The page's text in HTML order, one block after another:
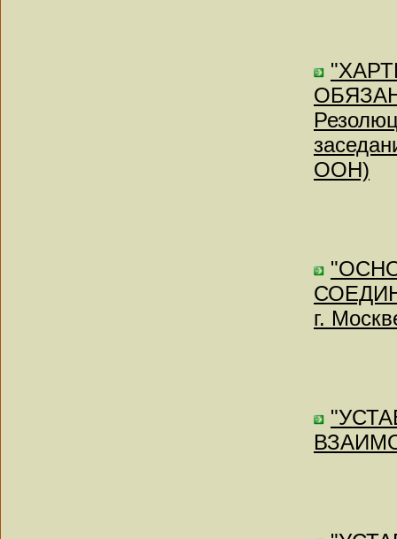
ООН)
г.